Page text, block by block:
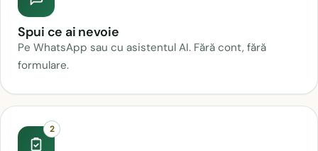
Spui ce ai nevoie
Pe WhatsApp sau cu asistentul AI. Fără cont, fără
formulare.
2